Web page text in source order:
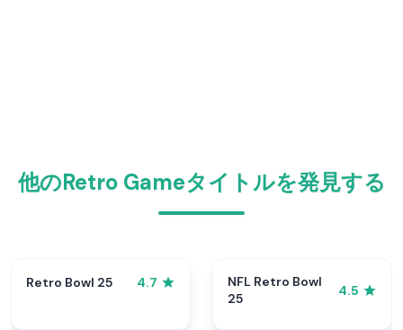
他のRetro Gameタイトルを発見する
Retro Bowl 25 4.7
NFL Retro Bowl
25
4.5